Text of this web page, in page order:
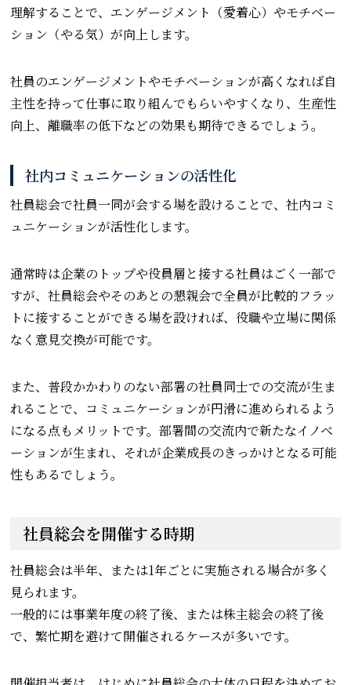
理解することで、エンゲージメント（愛着心）やモチベー
ション（やる気）が向上します。
社員のエンゲージメントやモチベーションが高くなれば自
主性を持って仕事に取り組んでもらいやすくなり、生産性
向上、離職率の低下などの効果も期待できるでしょう。
社内コミュニケーションの活性化
社員総会で社員一同が会する場を設けることで、社内コミ
ュニケーションが活性化します。
通常時は企業のトップや役員層と接する社員はごく一部で
すが、社員総会やそのあとの懇親会で全員が比較的フラッ
トに接することができる場を設ければ、役職や立場に関係
なく意見交換が可能です。
また、普段かかわりのない部署の社員同士での交流が生ま
れることで、コミュニケーションが円滑に進められるよう
になる点もメリットです。部署間の交流内で新たなイノベ
ーションが生まれ、それが企業成長のきっかけとなる可能
性もあるでしょう。
社員総会を開催する時期
社員総会は半年、または1年ごとに実施される場合が多く
見られます。
一般的には事業年度の終了後、または株主総会の終了後
で、繁忙期を避けて開催されるケースが多いです。